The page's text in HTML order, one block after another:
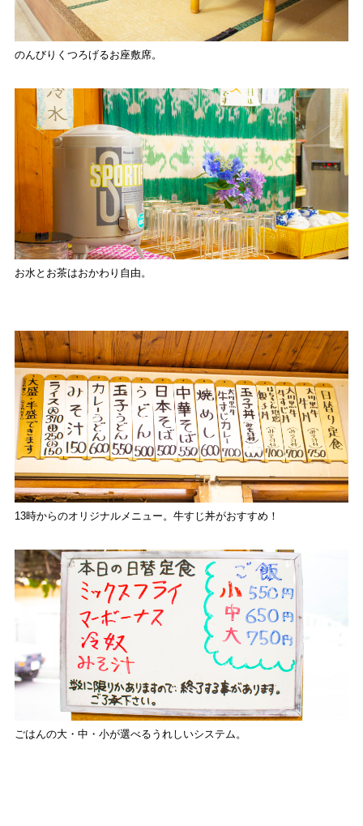
のんびりくつろげるお座敷席。
お水とお茶はおかわり自由。
13時からのオリジナルメニュー。牛すじ丼がおすすめ！
ごはんの大・中・小が選べるうれしいシステム。